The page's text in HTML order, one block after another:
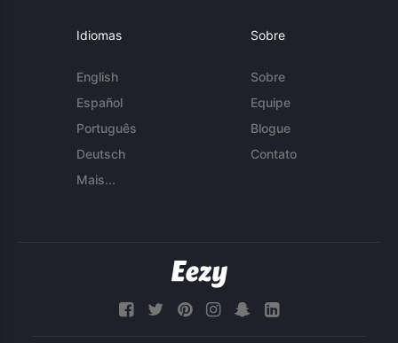
Idiomas
English
Español
Português
Deutsch
Mais...
Sobre
Sobre
Equipe
Blogue
Contato